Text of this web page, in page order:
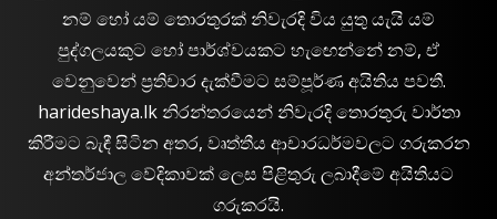
නම් හෝ යම් තොරතුරක් නිවැරදි විය යුතු යැයි යම්
පුද්ගලයකුට හෝ පාර්ශ්වයකට හැඟෙන්නේ නම්, ඒ
වෙනුවෙන් ප්‍රතිචාර දැක්වීමට සම්පූර්ණ අයිතිය පවතී.
harideshaya.lk නිරන්තරයෙන් නිවැරදි තොරතුරු වාර්තා
කිරීමට බැඳී සිටින අතර, වෘත්තීය ආචාරධර්මවලට ගරුකරන
අන්තර්ජාල වේදිකාවක් ලෙස පිළිතුරු ලබාදීමේ අයිතියට
ගරුකරයි.